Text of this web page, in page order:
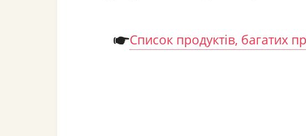
Список продуктів, багатих